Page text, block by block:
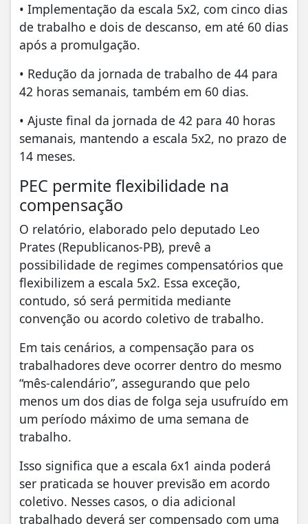
• Implementação da escala 5x2, com cinco dias
de trabalho e dois de descanso, em até 60 dias
após a promulgação.
• Redução da jornada de trabalho de 44 para
42 horas semanais, também em 60 dias.
• Ajuste final da jornada de 42 para 40 horas
semanais, mantendo a escala 5x2, no prazo de
14 meses.
PEC permite flexibilidade na
compensação
O relatório, elaborado pelo deputado Leo
Prates (Republicanos-PB), prevê a
possibilidade de regimes compensatórios que
flexibilizem a escala 5x2. Essa exceção,
contudo, só será permitida mediante
convenção ou acordo coletivo de trabalho.
Em tais cenários, a compensação para os
trabalhadores deve ocorrer dentro do mesmo
“mês-calendário”, assegurando que pelo
menos um dos dias de folga seja usufruído em
um período máximo de uma semana de
trabalho.
Isso significa que a escala 6x1 ainda poderá
ser praticada se houver previsão em acordo
coletivo. Nesses casos, o dia adicional
trabalhado deverá ser compensado com uma